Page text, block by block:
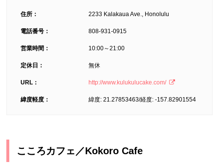
住所： 2233 Kalakaua Ave., Honolulu
電話番号： 808-931-0915
営業時間： 10:00～21:00
定休日： 無休
URL： http://www.kulukulucake.com/
緯度軽度： 緯度: 21.27853463/経度: -157.82901554
こころカフェ／Kokoro Cafe